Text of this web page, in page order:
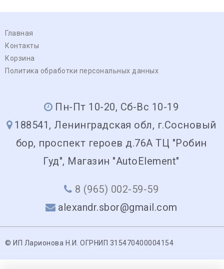
Главная
Контакты
Корзина
Политика обработки персональных данных
Пн-Пт 10-20, Сб-Вс 10-19
188541, Ленинградская обл, г.Сосновый
бор, проспект героев д.76А ТЦ "Робин
Гуд", Магазин "AutoElement"
8 (965) 002-59-59
alexandr.sbor@gmail.com
© ИП Ларионова Н.И. ОГРНИП 315470400004154